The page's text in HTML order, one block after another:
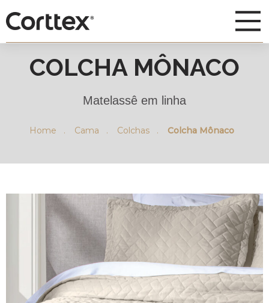
COLCHA MÔNACO
Matelassê em linha
Home . Cama . Colchas . Colcha Mônaco